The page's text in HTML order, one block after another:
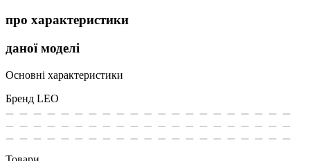
про характеристики
даної моделі
Основні характеристики
Бренд LEO